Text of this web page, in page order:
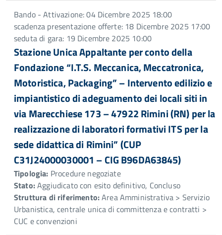
Bando - Attivazione: 04 Dicembre 2025 18:00
scadenza presentazione offerte: 18 Dicembre 2025 17:00
seduta di gara: 19 Dicembre 2025 10:00
Stazione Unica Appaltante per conto della
Fondazione “I.T.S. Meccanica, Meccatronica,
Motoristica, Packaging” – Intervento edilizio e
impiantistico di adeguamento dei locali siti in
via Marecchiese 173 – 47922 Rimini (RN) per la
realizzazione di laboratori formativi ITS per la
sede didattica di Rimini” (CUP
C31J24000030001 – CIG B96DA63845)
Tipologia: Procedure negoziate
Stato:Aggiudicato con esito definitivo, Concluso
Struttura di riferimento:Area Amministrativa > Servizio
Urbanistica, centrale unica di committenza e contratti >
CUC e convenzioni